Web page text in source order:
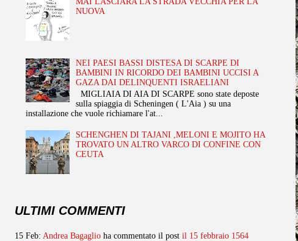
NUOVA
NEI PAESI BASSI DISTESA DI SCARPE DI
BAMBINI IN RICORDO DEI BAMBINI UCCISI A
GAZA DAI DELINQUENTI ISRAELIANI
MIGLIAIA DI AIA DI SCARPE sono state deposte
sulla spiaggia di Scheningen ( L'Aia ) su una
installazione che vuole richiamare l'at...
SCHENGHEN DI TAJANI ,MELONI E MOJITO HA
TROVATO UN ALTRO VARCO DI CONFINE CON
CEUTA
ULTIMI COMMENTI
15 Feb: Andrea Bagaglio ha commentato il post il 15 febbraio 1564